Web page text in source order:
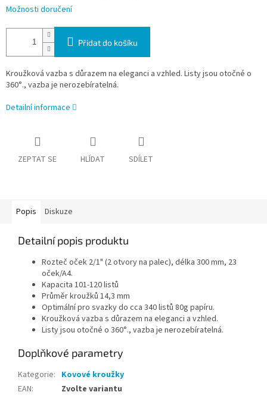
Možnosti doručení
Přidat do košíku
Kroužková vazba s důrazem na eleganci a vzhled. Listy jsou otočné o
360°., vazba je nerozebíratelná.
Detailní informace
ZEPTAT SE HLÍDAT SDÍLET
Popis Diskuze
Detailní popis produktu
Rozteč oček 2/1" (2 otvory na palec), délka 300 mm, 23
oček/A4.
Kapacita 101-120 listů
Průměr kroužků 14,3 mm
Optimální pro svazky do cca 340 listů 80g papíru.
Kroužková vazba s důrazem na eleganci a vzhled.
Listy jsou otočné o 360°., vazba je nerozebíratelná.
Doplňkové parametry
Kategorie: Kovové kroužky
EAN: Zvolte variantu